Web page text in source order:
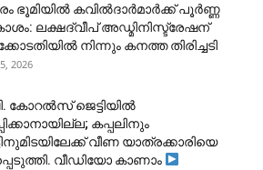
ഭൂമിയിൽ കവിൽദാർമാർക്ക് പൂർണ്ണ
ലക്ഷദ്വീപ് അഡ്മിനിസ്ട്രേഷന്
നിന്നും കനത്ത തിരിച്ചടി
2026
കോറൽസ് ജെട്ടിയിൽ
കപ്പലിനും
വീണ യാത്രക്കാരിയെ
വീഡിയോ കാണാം